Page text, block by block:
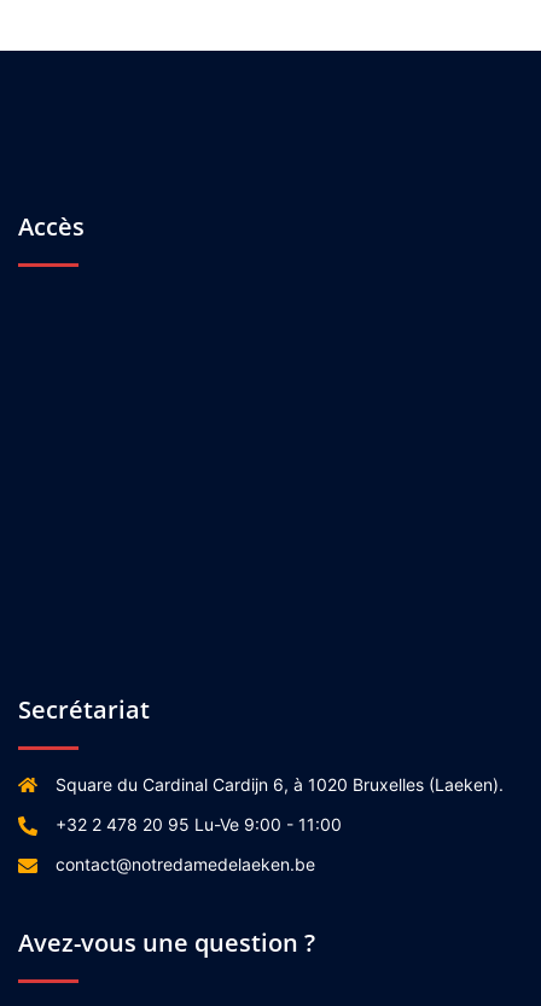
Accès
Secrétariat
Square du Cardinal Cardijn 6, à 1020 Bruxelles (Laeken).
+32 2 478 20 95 Lu-Ve 9:00 - 11:00
contact@notredamedelaeken.be
Avez-vous une question ?